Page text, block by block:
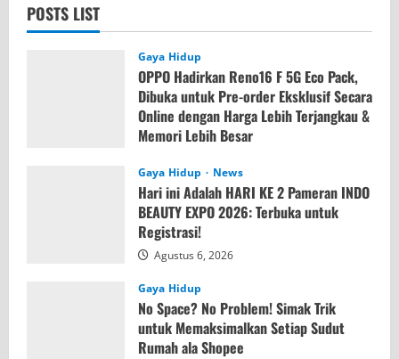
POSTS LIST
Gaya Hidup
OPPO Hadirkan Reno16 F 5G Eco Pack,
Dibuka untuk Pre-order Eksklusif Secara
Online dengan Harga Lebih Terjangkau &
Memori Lebih Besar
Gaya Hidup
News
Hari ini Adalah HARI KE 2 Pameran INDO
BEAUTY EXPO 2026: Terbuka untuk
Registrasi!
Agustus 6, 2026
Gaya Hidup
No Space? No Problem! Simak Trik
untuk Memaksimalkan Setiap Sudut
Rumah ala Shopee